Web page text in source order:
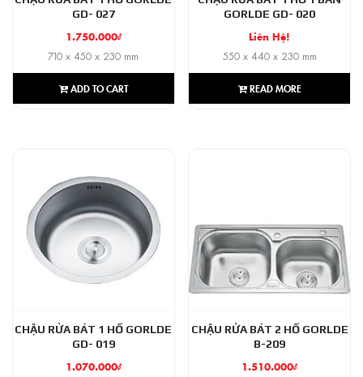
GD- 027
1.750.000₫
710 x 450 x 230 mm
ADD TO CART
GORLDE GD- 020
Liên Hệ!
550 x 440 x 230 mm
READ MORE
CHẬU RỬA BÁT 1 HỐ GORLDE
GD- 019
1.070.000₫
CHẬU RỬA BÁT 2 HỐ GORLDE
B-209
1.510.000₫